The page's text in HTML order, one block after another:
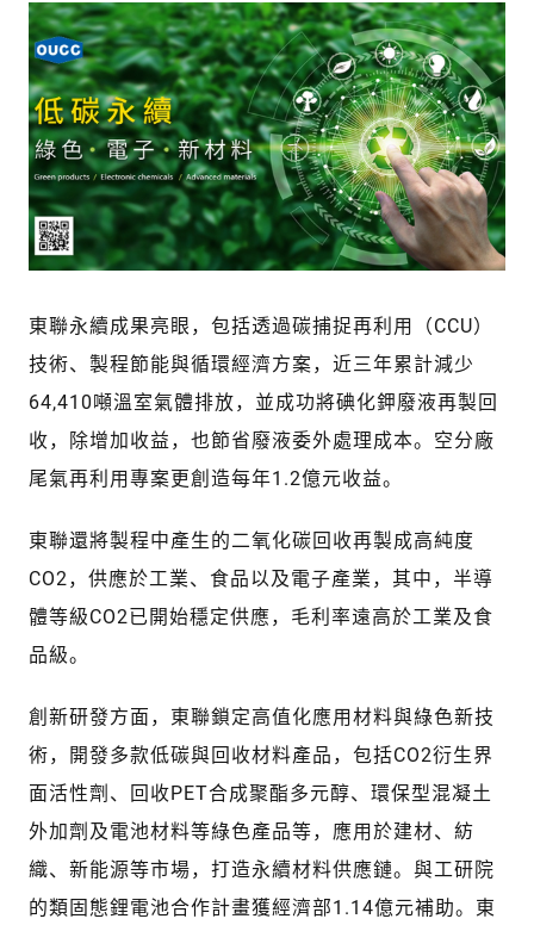
東聯永續成果亮眼，包括透過碳捕捉再利用（CCU）
技術、製程節能與循環經濟方案，近三年累計減少
64,410噸溫室氣體排放，並成功將碘化鉀廢液再製回
收，除增加收益，也節省廢液委外處理成本。空分廠
尾氣再利用專案更創造每年1.2億元收益。
東聯還將製程中產生的二氧化碳回收再製成高純度
CO2，供應於工業、食品以及電子產業，其中，半導
體等級CO2已開始穩定供應，毛利率遠高於工業及食
品級。
創新研發方面，東聯鎖定高值化應用材料與綠色新技
術，開發多款低碳與回收材料產品，包括CO2衍生界
面活性劑、回收PET合成聚酯多元醇、環保型混凝土
外加劑及電池材料等綠色產品等，應用於建材、紡
織、新能源等市場，打造永續材料供應鏈。與工研院
的類固態鋰電池合作計畫獲經濟部1.14億元補助。東